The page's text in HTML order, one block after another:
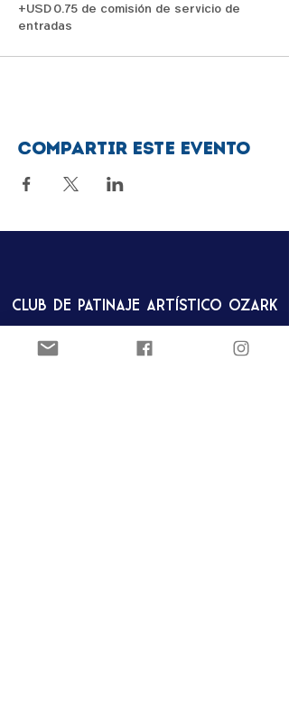
+USD 0.75 de comisión de servicio de
entradas
Compartir este evento
Club de patinaje artístico Ozark
Pista de hielo Joel Carver